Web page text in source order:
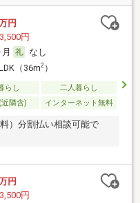
円
円
なし
（36m2）
らし
二人暮らし
隣含) インターネット無料
）分割払い相談可能で
円
円